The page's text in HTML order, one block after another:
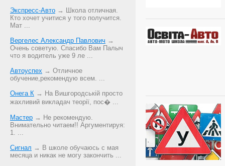
Экспресс-Авто → Школа отличная.
Кто хочет учитися у того получится.
Мат ...
Вергелес Александр Павлович →
Очень советую. Спасибо Вам Палыч
что я водитель уже 9 ле ...
Автоуспех → Отличное
обучение,рекомендую всем. ...
Онега К → На Вишгородській просто
жахливий викладач теорії, пос� ...
Мастер → Не рекомендую.
Внимательно читаем!! Аргументируя:
1. ...
Сигнал → В школе обучаюсь с мая
месяца и никак не могу закончить ...